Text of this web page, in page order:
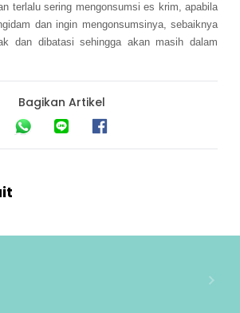
terlalu sering mengonsumsi es krim, apabila
dan ingin mengonsumsinya, sebaiknya
dan dibatasi sehingga akan masih dalam
Bagikan Artikel